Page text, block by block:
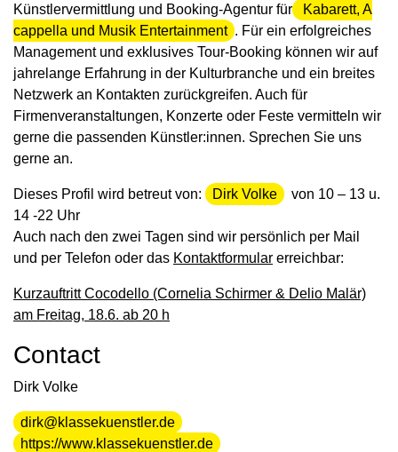
Künstlervermittlung und Booking-Agentur für
Kabarett, A
cappella und Musik Entertainment . Für ein erfolgreiches
Management und exklusives Tour-Booking können wir auf
jahrelange Erfahrung in der Kulturbranche und ein breites
Netzwerk an Kontakten zurückgreifen. Auch für
Firmenveranstaltungen, Konzerte oder Feste vermitteln wir
gerne die passenden Künstler:innen. Sprechen Sie uns
gerne an.
Dieses Profil wird betreut von: Dirk Volke
von 10 – 13 u.
14 -22 Uhr
Auch nach den zwei Tagen sind wir persönlich per Mail
und per Telefon oder das Kontaktformular erreichbar:
Kurzauftritt Cocodello (Cornelia Schirmer & Delio Malär)
am Freitag, 18.6. ab 20 h
Contact
Dirk Volke
dirk@klassekuenstler.de
https://www.klassekuenstler.de